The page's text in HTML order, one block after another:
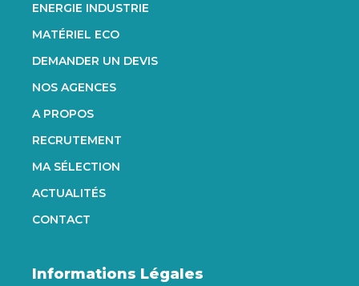
ENERGIE INDUSTRIE
MATÉRIEL ECO
DEMANDER UN DEVIS
NOS AGENCES
A PROPOS
RECRUTEMENT
MA SÉLECTION
ACTUALITÉS
CONTACT
Informations Légales